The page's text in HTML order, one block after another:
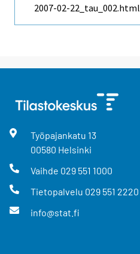
2007-02-22_tau_002.html
Työpajankatu 13
00580 Helsinki
Vaihde 029 551 1000
Tietopalvelu 029 551 2220
info@stat.fi